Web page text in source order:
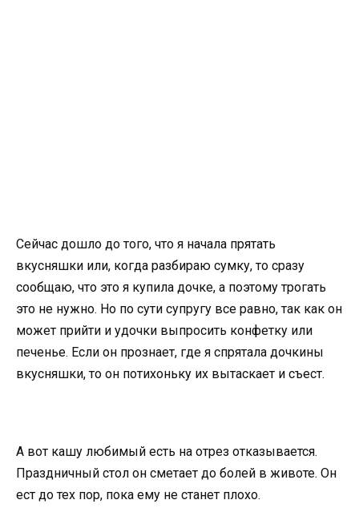
Сейчас дошло до того, что я начала прятать
вкусняшки или, когда разбираю сумку, то сразу
сообщаю, что это я купила дочке, а поэтому трогать
это не нужно. Но по сути супругу все равно, так как он
может прийти и удочки выпросить конфетку или
печенье. Если он прознает, где я спрятала дочкины
вкусняшки, то он потихоньку их вытаскает и съест.
А вот кашу любимый есть на отрез отказывается.
Праздничный стол он сметает до болей в животе. Он
ест до тех пор, пока ему не станет плохо.